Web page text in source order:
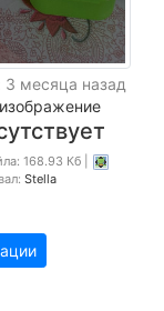
3 месяца назад
168.93 Кб |
Stella